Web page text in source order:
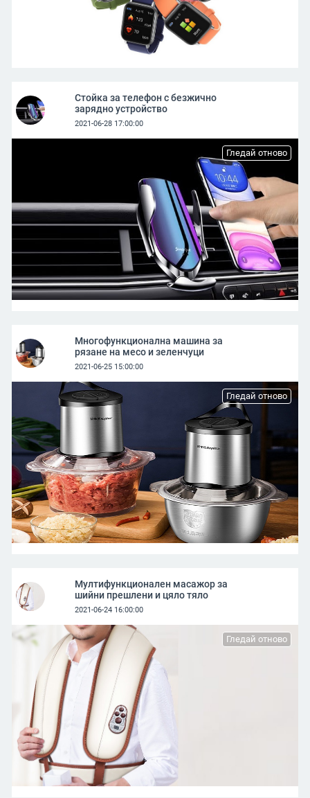
Стойка за телефон с безжично
зарядно устройство
2021-06-28 17:00:00
Гледай отново
Многофункционална машина за
рязане на месо и зеленчуци
2021-06-25 15:00:00
Гледай отново
Мултифункционален масажор за
шийни прешлени и цяло тяло
2021-06-24 16:00:00
Гледай отново